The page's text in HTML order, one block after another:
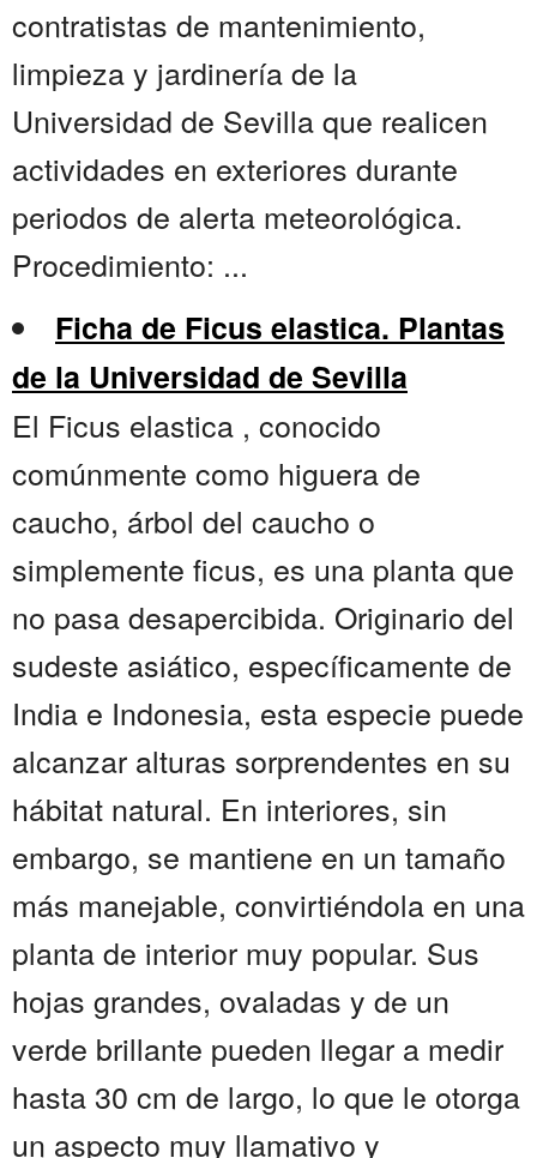
contratistas de mantenimiento,
limpieza y jardinería de la
Universidad de Sevilla que realicen
actividades en exteriores durante
periodos de alerta meteorológica.
Procedimiento: ...
Ficha de Ficus elastica. Plantas
de la Universidad de Sevilla
El Ficus elastica , conocido
comúnmente como higuera de
caucho, árbol del caucho o
simplemente ficus, es una planta que
no pasa desapercibida. Originario del
sudeste asiático, específicamente de
India e Indonesia, esta especie puede
alcanzar alturas sorprendentes en su
hábitat natural. En interiores, sin
embargo, se mantiene en un tamaño
más manejable, convirtiéndola en una
planta de interior muy popular. Sus
hojas grandes, ovaladas y de un
verde brillante pueden llegar a medir
hasta 30 cm de largo, lo que le otorga
un aspecto muy llamativo y